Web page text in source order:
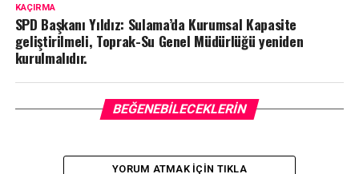
KAÇIRMA
SPD Başkanı Yıldız: Sulama’da Kurumsal Kapasite
geliştirilmeli, Toprak-Su Genel Müdürlüğü yeniden
kurulmalıdır.
BEĞENEBILECEKLERIN
YORUM ATMAK IÇIN TIKLA